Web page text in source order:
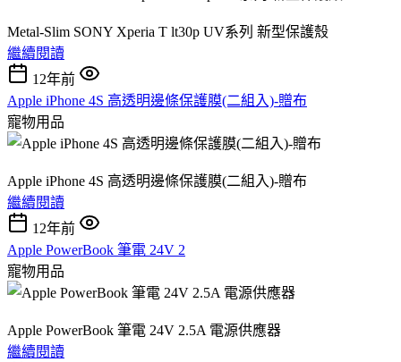
Metal-Slim SONY Xperia T lt30p UV系列 新型保護殼
繼續閱讀
12年前
Apple iPhone 4S 高透明邊條保護膜(二組入)-贈布
寵物用品
Apple iPhone 4S 高透明邊條保護膜(二組入)-贈布
繼續閱讀
12年前
Apple PowerBook 筆電 24V 2
寵物用品
Apple PowerBook 筆電 24V 2.5A 電源供應器
繼續閱讀